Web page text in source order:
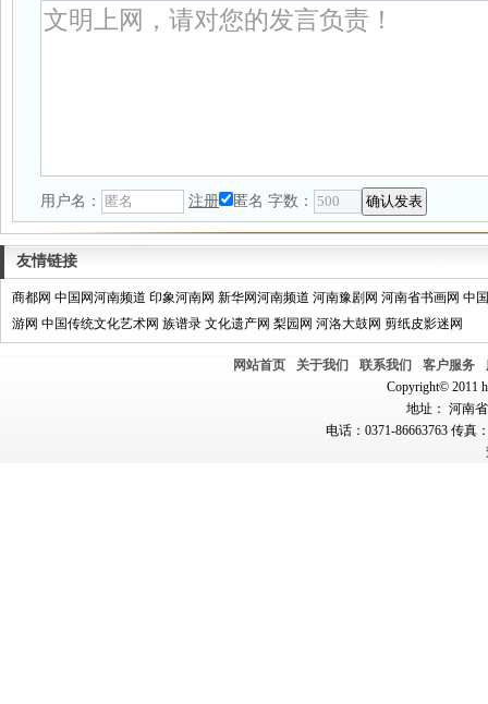
用户名： 注册 匿名 字数：
友情链接
商都网 中国网河南频道 印象河南网 新华网河南频道 河南豫剧网 河南省书画网 中
游网 中国传统文化艺术网 族谱录 文化遗产网 梨园网 河洛大鼓网 剪纸皮影迷网
网站首页 关于我们 联系我们 客户服务
Copyright© 2011
地址： 河南
电话：0371-86663763 传真